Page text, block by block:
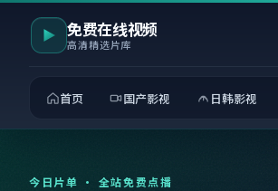
免费在线视频
高清精选片库
首页 国产影视 日韩影视
今日片单 · 全站免费点播